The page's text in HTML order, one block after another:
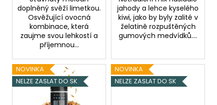
doplněný svěží limetkou.
Osvěžující ovocná
kombinace, která
zaujme svou lehkostí a
příjemnou...
jahody a lehce kyselého
kiwi, jako by byly zalité v
želatině rozpuštěných
gumových medvídků....
NOVINKA
NELZE ZASLAT DO SK
NOVINKA
NELZE ZASLAT DO SK